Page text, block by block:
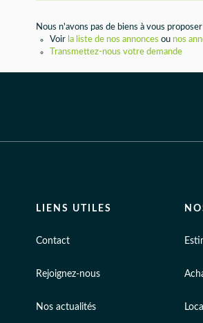
Nous n'avons pas de biens à vous
Voir la liste de nos annonces ou nos
Transmettez-nous votre demande
LIENS UTILES
Contact
Rejoignez-nous
Nos actualités